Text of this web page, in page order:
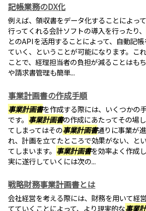
記帳業務のDX化
例えば、領収書をデータ化することによっ
行ってくれる会計ソフトの導入を行ったり、
とのAPIを活用することによって、自動記
ていく、ということが可能になります。こ
ことで、経理担当者の負担が減ることはも
や請求書管理も簡単...
事業計画書の作成手順
事業計画書を作成する際には、いくつかの
です。 事業計画書の作成にあたってその場
てしまってはその事業計画書通りに事業が
れ、計画を立てたところで効果がない、と
てしまいます。 事業計画書を効率よく作成
実に遂行していくには次の...
戦略財務事業計画書とは
会社経営を考える際には、財務を用いて経
てていくことによって、より現実的な事業